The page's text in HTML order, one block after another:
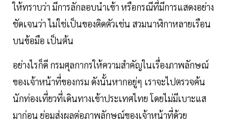
ให้ทราบว่า มีการลักลอบนำเข้า หรือกรณีที่มีการแสดงอย่าง
ชัดเจนว่า ไม่ใช่เป็นของติดตัวเช่น สวมนาฬิกาหลายเรือน
บนข้อมือ เป็นต้น
อย่างไรก็ดี กรมศุลกากรให้ความสำคัญในเรื่องภาพลักษณ์
ของเจ้าหน้าที่ของกรม ดังนั้นหากอยู่ๆ เราจะไปตรวจค้น
นักท่องเที่ยวที่เดินทางเข้าประเทศไทย โดยไม่มีเบาะแส
มาก่อน ย่อมส่งผลต่อภาพลักษณ์ของเจ้าหน้าที่ด้วย